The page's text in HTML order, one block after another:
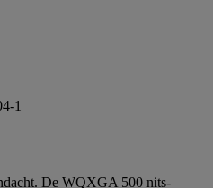
De WQXGA 500 nits-